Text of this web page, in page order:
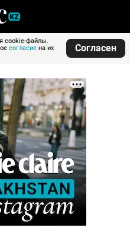
cookie-файлы.
согласие на их
Согласен